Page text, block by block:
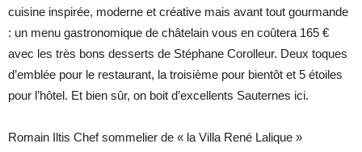
cuisine inspirée, moderne et créative mais avant tout gourmande
: un menu gastronomique de châtelain vous en coûtera 165 €
avec les très bons desserts de Stéphane Corolleur. Deux toques
d’emblée pour le restaurant, la troisième pour bientôt et 5 étoiles
pour l’hôtel. Et bien sûr, on boit d’excellents Sauternes ici.
Romain Iltis Chef sommelier de « la Villa René Lalique »